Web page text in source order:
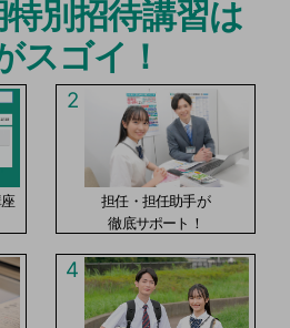
別招待講習は
スゴイ！
2
担任・担任助手が
徹底サポート！
4